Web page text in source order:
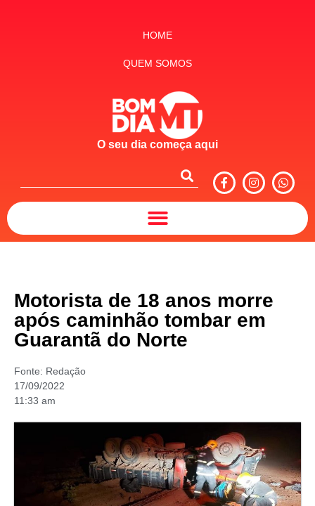
HOME
QUEM SOMOS
O seu dia começa aqui
Motorista de 18 anos morre
após caminhão tombar em
Guarantã do Norte
Fonte: Redação
17/09/2022
11:33 am